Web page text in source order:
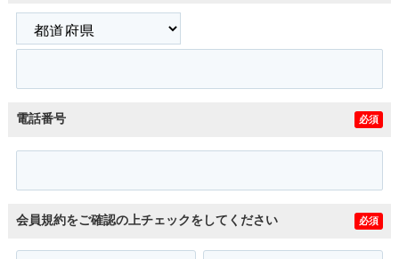
電話番号 必須
会員規約をご確認の上チェックをしてください 必須